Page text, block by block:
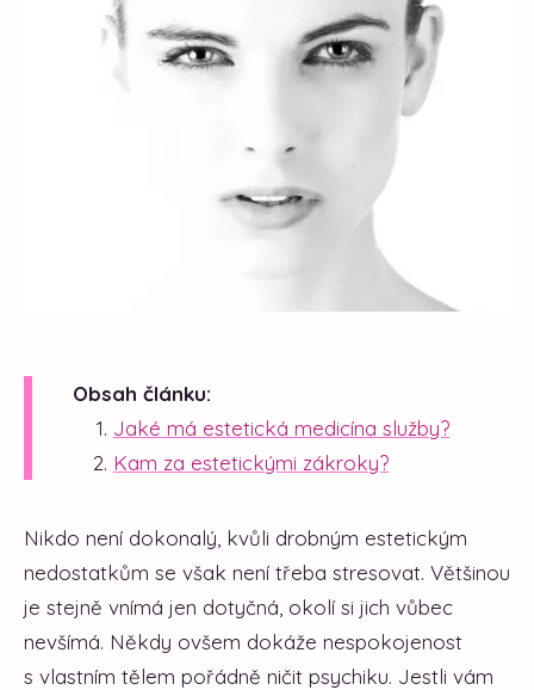
Obsah článku:
Jaké má estetická medicína služby?
Kam za estetickými zákroky?
Nikdo není dokonalý, kvůli drobným estetickým
nedostatkům se však není třeba stresovat. Většinou
je stejně vnímá jen dotyčná, okolí si jich vůbec
nevšímá. Někdy ovšem dokáže nespokojenost
s vlastním tělem pořádně ničit psychiku. Jestli vám